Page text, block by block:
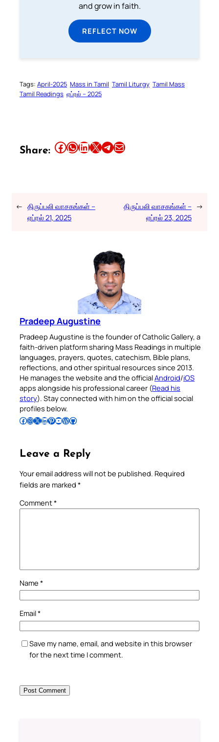
and grow in faith.
REFLECT NOW
Tags: April-2025 Mass in Tamil Tamil Liturgy Tamil Mass
Tamil Readings ஏப்ரல் – 2025
Share: Share this article on Facebook Share this article on WhatsApp Share this article on LinkedIn Share this article on X Share this article on TelegramEmail this Article
← திருப்பலி வாசகங்கள் –
ஏப்ரல் 21, 2025
திருப்பலி வாசகங்கள் –
ஏப்ரல் 23, 2025
→
Pradeep Augustine
Pradeep Augustine is the founder of Catholic Gallery, a
faith-driven platform sharing Mass Readings in multiple
languages, prayers, quotes, catechism, Bible plans,
reflections, and other spiritual resources since 2013.
He manages the website and the officialAndroid/iOS
apps alongside his professional career (Read his
story). Stay connected with him on the official social
profiles below.
Follow Pradeep on Facebook Follow Pradeep on InstagramFollow Pradeep on X Follow Pradeep on LinkedIn Follow Pradeep on Pinterest Subscribe to Pradeep’s Youtube Channel Follow Pradeep on WordPress Follow Pradeep on GitHub
Leave a Reply
Your email address will not be published. Required
fields are marked *
Comment*
Name *
Email*
Save my name, email, and website in this browser
for the next time I comment.